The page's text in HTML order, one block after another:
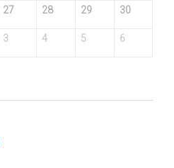
27 28 29 30
3 4 5 6